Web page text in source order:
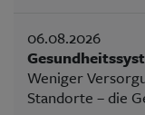
06.08.2026
Weniger
Standorte – die